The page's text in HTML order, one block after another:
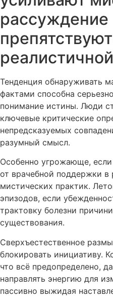
рассуждение
препятствуют
Тенденция обнаруживать
фактами способна
понимание истины. Люди
ключевые критические
непредсказуемых
разумный смысл.
Особенно угрожающе,
от врачебной поддержки в
мистических практик.
эпизодов, если
трактовку болезни
существования.
Сверхъестественное
блокировать инициативу.
что всё предопределено,
направлять энергию для
пассивно выжидая